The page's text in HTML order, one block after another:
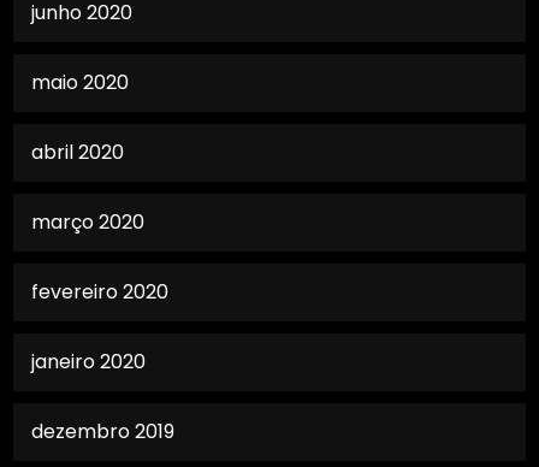
junho 2020
maio 2020
abril 2020
março 2020
fevereiro 2020
janeiro 2020
dezembro 2019